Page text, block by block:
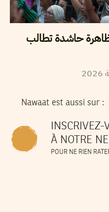
حاشدة تطالب
2026
Nawaat est aussi sur :
INSCRIVEZ-
À NOTRE
POUR NE RIEN